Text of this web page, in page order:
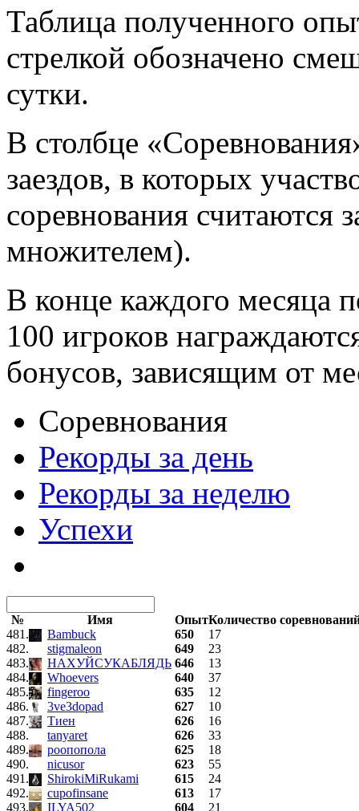
Таблица полученного
стрелкой обозначено
сутки.
В столбце
заездов, в которых
соревнования считаются
множителем).
В конце каждого месяца
100 игроков
бонусов, зависящим от
Соревнования
Рекорды за день
Рекорды за неделю
Успехи
№ Имя ОпытКоличество
481.
Bambuck 650
17
482.
stigmaleon 649
23
483.
НАХУЙСУКАБЛЯДЬ 646
13
484.
Whoevers 640
37
485.
fingeroo 635
12
486.
3ve3dopad 627
10
487.
Тиен 626
16
488.
tanyaret 626
33
489.
роопопола 625
18
490.
nicusor 623
55
491.
ShirokiMiRukami 615
24
492.
cupofinsane 613
17
493.
ILYA502 604
21